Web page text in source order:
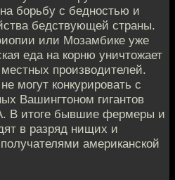
борьбу с бедностью и
бедствующей страны.
или Мозамбике уже
еда на корню уничтожает
производителей.
могут конкурировать с
Вашингтоном гигантов
В итоге бывшие фермеры и
в разряд нищих и
американской